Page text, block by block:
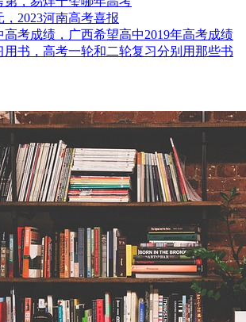
2023河南高考喜报
高考成绩，广西希望高中2019年高考成绩
用书，高考一轮和二轮复习分别用那些书